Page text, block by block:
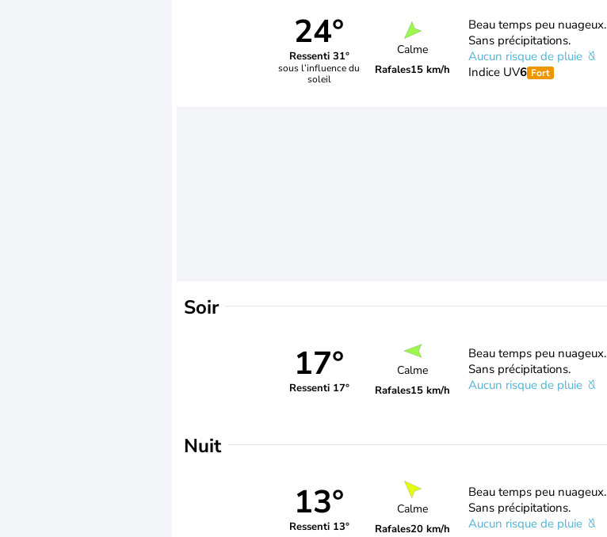
24°
Ressenti 31°
sous l’influence du
soleil
Calme
Rafales15 km/h
Beau temps peu nuageux.
Sans précipitations.
Aucun risque de pluie
Indice UV6 Fort
Soir
17°
Ressenti 17°
Calme
Rafales15 km/h
Beau temps peu nuageux.
Sans précipitations.
Aucun risque de pluie
Nuit
13°
Ressenti 13°
Calme
Rafales20 km/h
Beau temps peu nuageux.
Sans précipitations.
Aucun risque de pluie